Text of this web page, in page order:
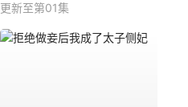
更新至第01集